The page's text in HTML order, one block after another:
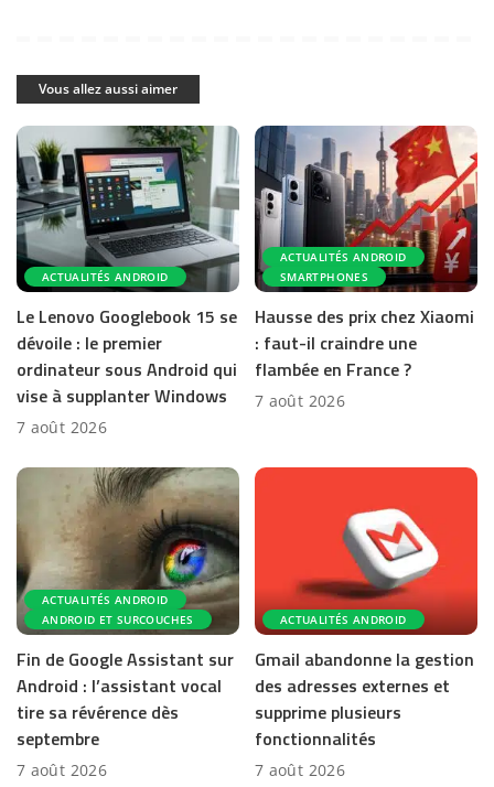
Vous allez aussi aimer
ACTUALITÉS ANDROID
Le Lenovo Googlebook 15 se
dévoile : le premier
ordinateur sous Android qui
vise à supplanter Windows
7 août 2026
ACTUALITÉS ANDROID
SMARTPHONES
Hausse des prix chez Xiaomi
: faut-il craindre une
flambée en France ?
7 août 2026
ACTUALITÉS ANDROID
ANDROID ET SURCOUCHES
Fin de Google Assistant sur
Android : l’assistant vocal
tire sa révérence dès
septembre
7 août 2026
ACTUALITÉS ANDROID
Gmail abandonne la gestion
des adresses externes et
supprime plusieurs
fonctionnalités
7 août 2026